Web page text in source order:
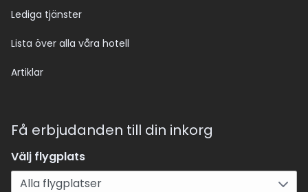
Lediga tjänster
Lista över alla våra hotell
Artiklar
Få erbjudanden till din inkorg
Välj flygplats